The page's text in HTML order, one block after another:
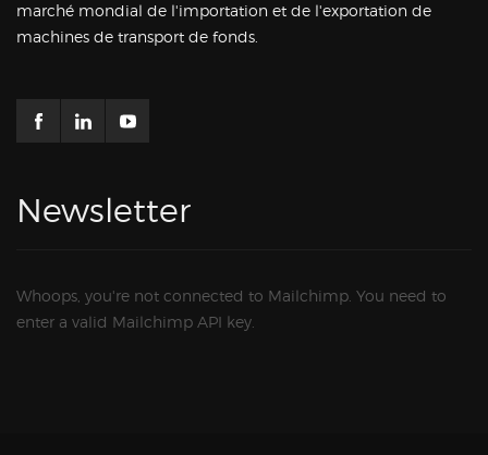
marché mondial de l'importation et de l'exportation de
machines de transport de fonds.
Newsletter
Whoops, you're not connected to Mailchimp. You need to
enter a valid Mailchimp API key.